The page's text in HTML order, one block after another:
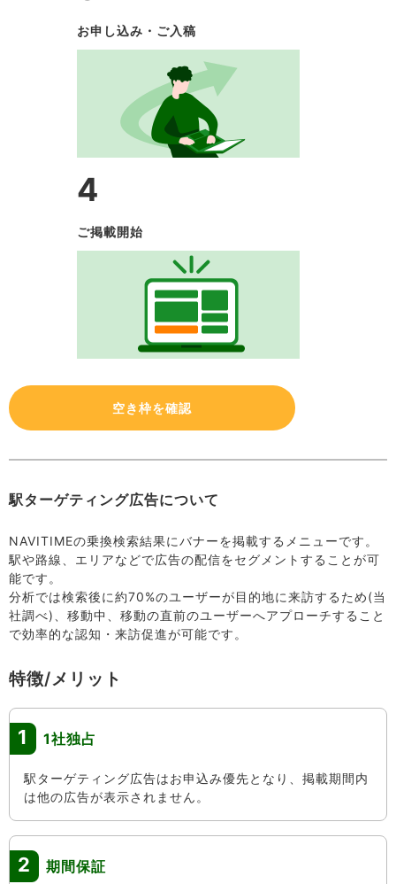
お申し込み・ご入稿
4
ご掲載開始
空き枠を確認
駅ターゲティング広告について
NAVITIMEの乗換検索結果にバナーを掲載するメニューです。
駅や路線、エリアなどで広告の配信をセグメントすることが可
能です。
分析では検索後に約70%のユーザーが目的地に来訪するため(当
社調べ)、移動中、移動の直前のユーザーへアプローチすること
で効率的な認知・来訪促進が可能です。
特徴/メリット
1 1社独占
駅ターゲティング広告はお申込み優先となり、掲載期間内
は他の広告が表示されません。
2 期間保証